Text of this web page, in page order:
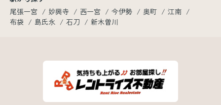
尾張一宮
妙興寺 西一宮 今伊勢 奥町
江南
布袋
島氏永 石刀 新木曽川